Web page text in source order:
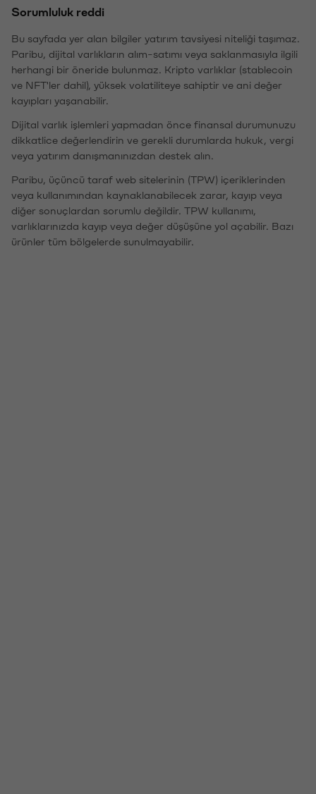
Sorumluluk reddi
Bu sayfada yer alan bilgiler yatırım tavsiyesi niteliği taşımaz.
Paribu, dijital varlıkların alım-satımı veya saklanmasıyla ilgili
herhangi bir öneride bulunmaz. Kripto varlıklar (stablecoin
ve NFT'ler dahil), yüksek volatiliteye sahiptir ve ani değer
kayıpları yaşanabilir.
Dijital varlık işlemleri yapmadan önce finansal durumunuzu
dikkatlice değerlendirin ve gerekli durumlarda hukuk, vergi
veya yatırım danışmanınızdan destek alın.
Paribu, üçüncü taraf web sitelerinin (TPW) içeriklerinden
veya kullanımından kaynaklanabilecek zarar, kayıp veya
diğer sonuçlardan sorumlu değildir. TPW kullanımı,
varlıklarınızda kayıp veya değer düşüşüne yol açabilir. Bazı
ürünler tüm bölgelerde sunulmayabilir.